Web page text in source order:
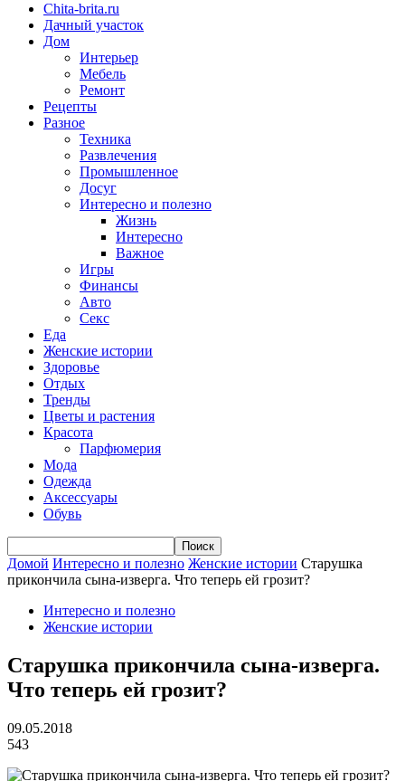
Chita-brita.ru
Дачный участок
Дом
Интерьер
Мебель
Ремонт
Рецепты
Разное
Техника
Развлечения
Промышленное
Досуг
Интересно и полезно
Жизнь
Интересно
Важное
Игры
Финансы
Авто
Секс
Еда
Женские истории
Здоровье
Отдых
Тренды
Цветы и растения
Красота
Парфюмерия
Мода
Одежда
Аксессуары
Обувь
Домой Интересно и полезно Женские истории Старушка
прикончила сына-изверга. Что теперь ей грозит?
Интересно и полезно
Женские истории
Старушка прикончила сына-изверга.
Что теперь ей грозит?
09.05.2018
543